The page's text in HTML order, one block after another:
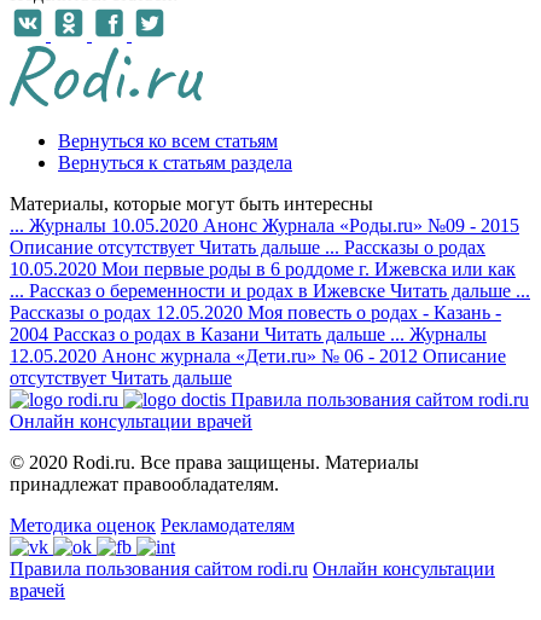
Вернуться ко всем статьям
Вернуться к статьям раздела
Материалы, которые могут быть интересны
... Журналы 10.05.2020 Анонс Журнала «Роды.ru» №09 - 2015
Описание отсутствует Читать дальше ... Рассказы о родах
10.05.2020 Мои первые роды в 6 роддоме г. Ижевска или как
... Рассказ о беременности и родах в Ижевске Читать дальше ...
Рассказы о родах 12.05.2020 Моя повесть о родах - Казань -
2004 Рассказ о родах в Казани Читать дальше ... Журналы
12.05.2020 Анонс журнала «Дети.ru» № 06 - 2012 Описание
отсутствует Читать дальше
Правила пользования сайтом rodi.ru
Онлайн консультации врачей
© 2020 Rodi.ru. Все права защищены. Материалы
принадлежат правообладателям.
Методика оценок Рекламодателям
Правила пользования сайтом rodi.ru Онлайн консультации
врачей